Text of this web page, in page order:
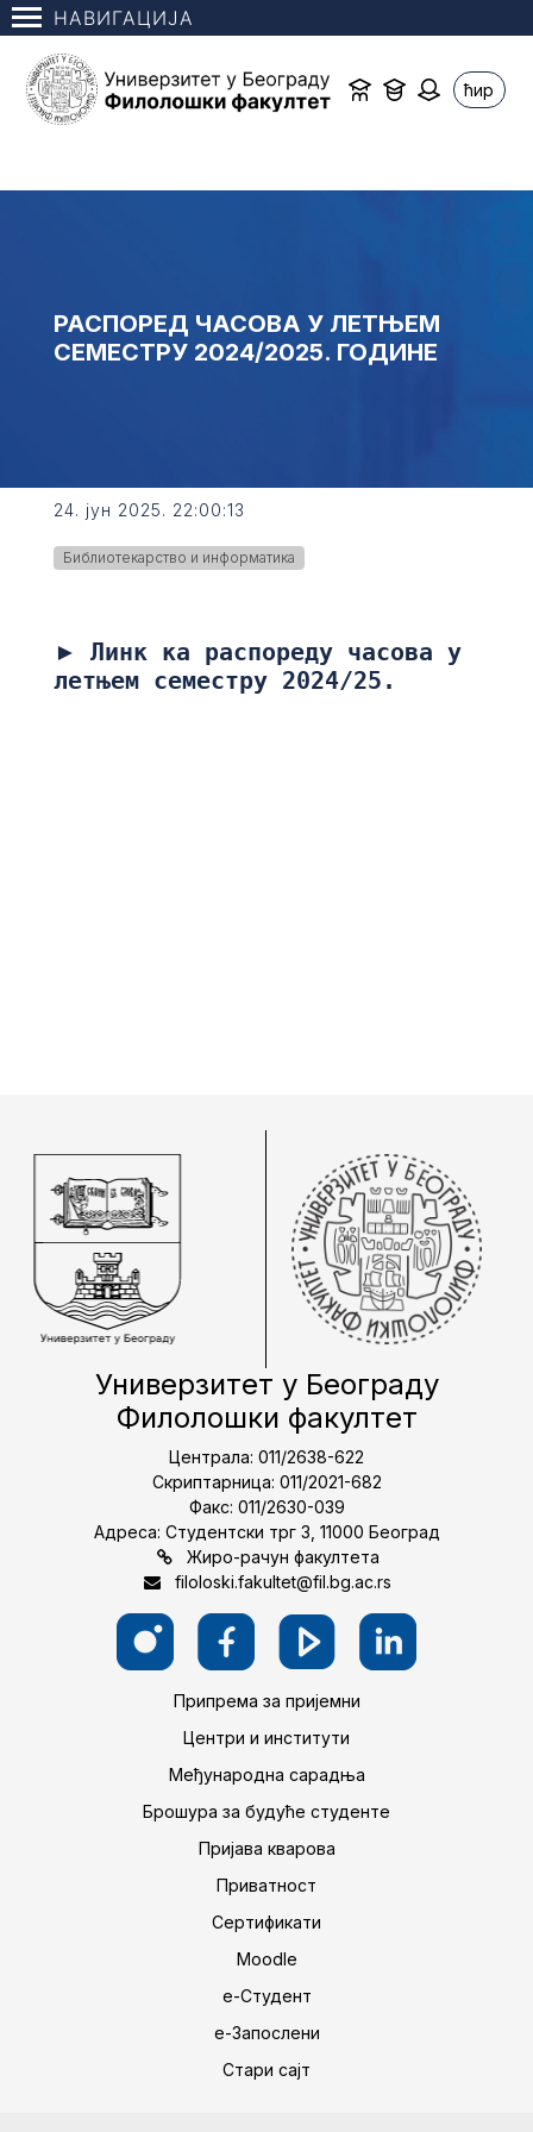
НАВИГАЦИЈА
ћир
РАСПОРЕД ЧАСОВА У ЛЕТЊЕМ
СЕМЕСТРУ 2024/2025. ГОДИНЕ
24. јун 2025. 22:00:13
Библиотекарство и информатика
►
Линк ка распореду часова у
летњем семестру 2024/25.
Универзитет у Београду
Филолошки факултет
Централа: 011/2638-622
Скриптарница: 011/2021-682
Факс: 011/2630-039
Адреса: Студентски трг 3, 11000 Београд
Жиро-рачун факултета
filoloski.fakultet@fil.bg.ac.rs
Припрема за пријемни
Центри и институти
Међународна сарадња
Брошура за будуће студенте
Пријава кварова
Приватност
Сертификати
Moodle
е-Студент
е-Запослени
Стари сајт